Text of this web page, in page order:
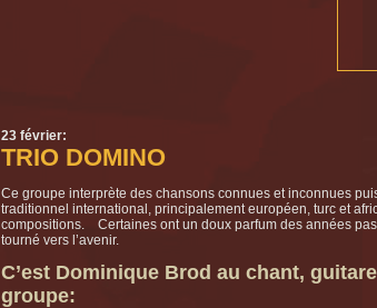
23 février:
TRIO DOMINO
Ce groupe interprète des chansons connues et inconnues
traditionnel international, principalement européen, turc et
compositions. Certaines ont un doux parfum des années
tourné vers l’avenir.
C’est Dominique Brod au chant,
groupe: